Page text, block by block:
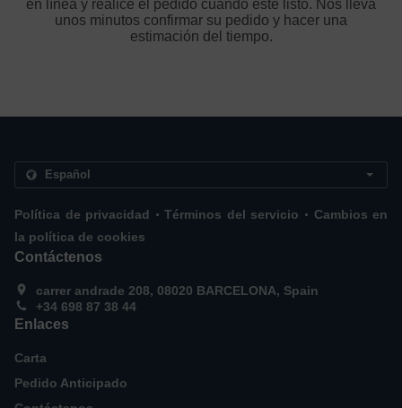
en línea y realice el pedido cuando esté listo. Nos lleva
unos minutos confirmar su pedido y hacer una
estimación del tiempo.
Política de privacidad . Términos del servicio . Cambios en
la política de cookies
Contáctenos
carrer andrade 208, 08020 BARCELONA, Spain
+34 698 87 38 44
Enlaces
Carta
Pedido Anticipado